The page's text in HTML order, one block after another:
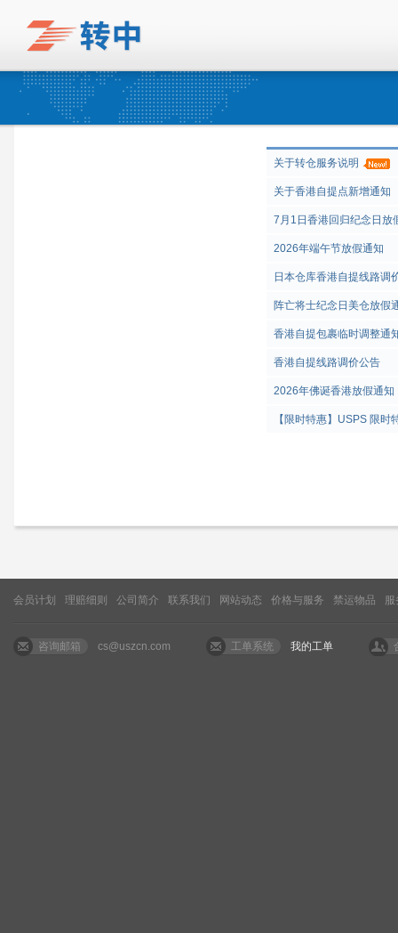
关于转仓服务说明
关于香港自提点新增通知
7月1日香港回归纪念日放
2026年端午节放假通知
日本仓库香港自提线路调
阵亡将士纪念日美仓放假
香港自提包裹临时调整通
香港自提线路调价公告
2026年佛诞香港放假通知
【限时特惠】USPS 限
会员计划 理赔细则 公司简介 联系我们 网站动态 价格与服务 禁运物品
咨询邮箱 cs@uszcn.com 工单系统 我的工单